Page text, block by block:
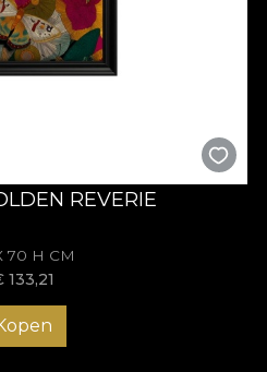
REVERIE
70 H CM
133,21